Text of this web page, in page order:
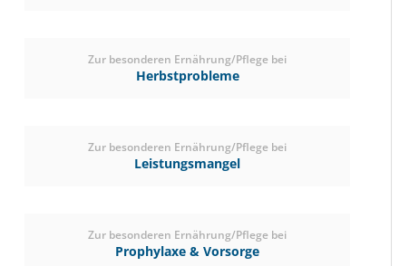
Zur besonderen Ernährung/Pflege bei
Herbstprobleme
Zur besonderen Ernährung/Pflege bei
Leistungsmangel
Zur besonderen Ernährung/Pflege bei
Prophylaxe & Vorsorge